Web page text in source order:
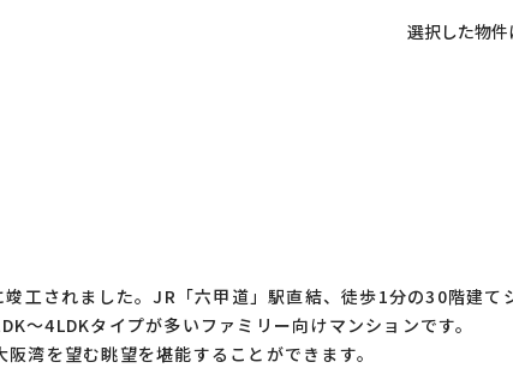
選択した物件
工されました。JR「六甲道」駅直結、徒歩1分の30階建て
～4LDKタイプが多いファミリー向けマンションです。
湾を望む眺望を堪能することができます。